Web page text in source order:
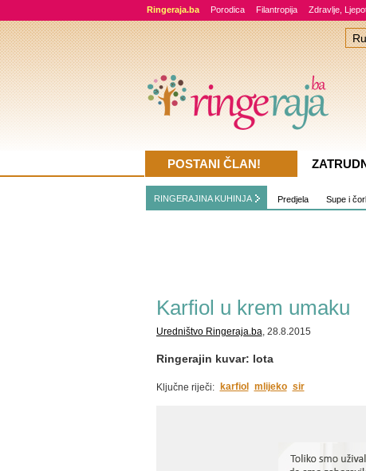
Ringeraja.ba Porodica Filantropija Zdravlje,
RINGERAJINA KUHINJA Predjela Supe i
Karfiol u krem umaku
Uredništvo Ringeraja.ba, 28.8.2015
Ringerajin kuvar: lota
Ključne riječi: karfiol mlijeko sir
POSTANI ČLAN!